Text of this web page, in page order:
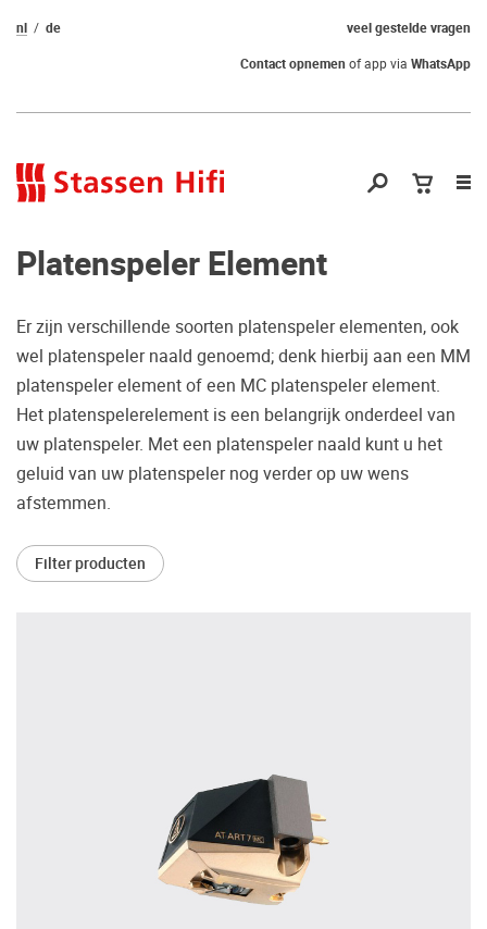
Nog geen keuze
gemaakt?
Waarom komt u niet bij ons luisteren?
Zo maakt u zeker de juiste keuze.
aanraden van derden of bijvoorbeeld een
review.
veel gestelde vragen
nl
de
Contact opnemenof app via WhatsApp
Platenspeler Element
Er zijn verschillende soorten platenspeler elementen, ook
wel platenspeler naald genoemd; denk hierbij aan een MM
platenspeler element of een MC platenspeler element.
Het platenspelerelement is een belangrijk onderdeel van
uw platenspeler. Met een platenspeler naald kunt u het
geluid van uw platenspeler nog verder op uw wens
afstemmen.
Filter producten